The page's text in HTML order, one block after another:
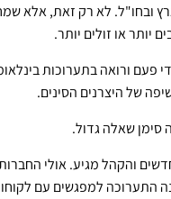
ובחו"ל. לא רק זאת, אלא
יותר או זולים יותר.
ורואה בתערוכות
של היצרנים הסינים.
סימן שאלה גדול.
והקהל מגיע. אולי החברות
התערוכה למפגשים עם